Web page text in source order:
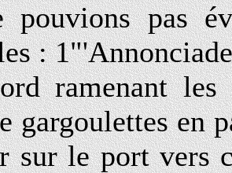
pouvions pas
:
ramenant les
gargoulettes en
sur le port vers